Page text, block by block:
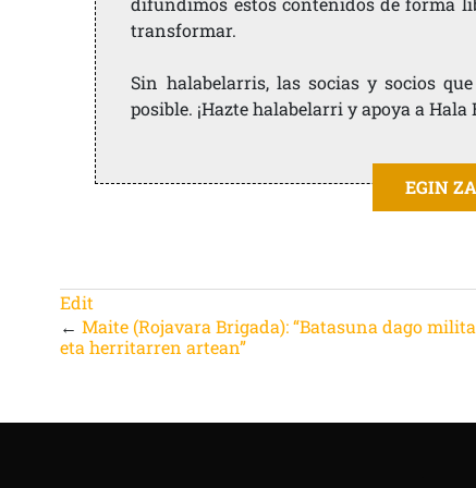
transformar.
Sin halabelarris, las socias y socios
posible. ¡Hazte halabelarri y apoya a Hala
EGIN
Edit
←Maite (Rojavara Brigada): “Batasuna dago
eta herritarren artean”